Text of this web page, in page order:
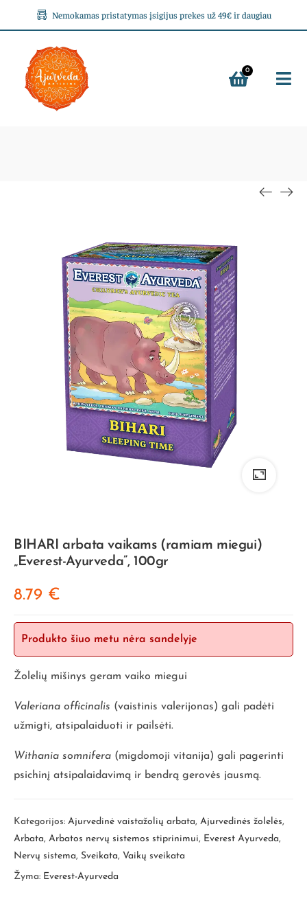
Nemokamas pristatymas įsigijus prekes už 49€ ir daugiau
0
BIHARI arbata vaikams (ramiam miegui)
„Everest-Ayurveda”, 100gr
8.79 €
Produkto šiuo metu nėra sandelyje
Žolelių mišinys geram vaiko miegui
Valeriana officinalis (vaistinis valerijonas) gali padėti
užmigti, atsipalaiduoti ir pailsėti.
Withania somnifera (migdomoji vitanija) gali pagerinti
psichinį atsipalaidavimą ir bendrą gerovės jausmą.
Kategorijos: Ajurvedinė vaistažolių arbata, Ajurvedinės žolelės,
Arbata, Arbatos nervų sistemos stiprinimui, Everest Ayurveda,
Nervų sistema, Sveikata, Vaikų sveikata
Žyma: Everest-Ayurveda